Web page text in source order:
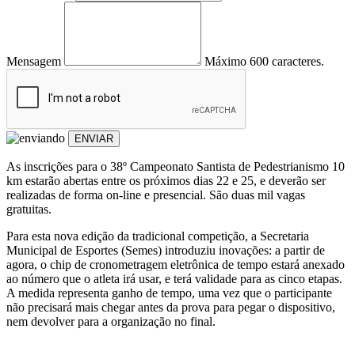
Mensagem Máximo 600 caracteres.
ENVIAR
As inscrições para o 38º Campeonato Santista de Pedestrianismo 10
km estarão abertas entre os próximos dias 22 e 25, e deverão ser
realizadas de forma on-line e presencial. São duas mil vagas
gratuitas.
Para esta nova edição da tradicional competição, a Secretaria
Municipal de Esportes (Semes) introduziu inovações: a partir de
agora, o chip de cronometragem eletrônica de tempo estará anexado
ao número que o atleta irá usar, e terá validade para as cinco etapas.
A medida representa ganho de tempo, uma vez que o participante
não precisará mais chegar antes da prova para pegar o dispositivo,
nem devolver para a organização no final.